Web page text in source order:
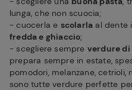
lunga, che non scuocia;
- cuocerla e scolarla al dente
fredda e ghiaccio;
- scegliere sempre verdure di
prepara sempre in estate,
pomodori, melanzane, cetrioli,
sono tutte verdure perfette